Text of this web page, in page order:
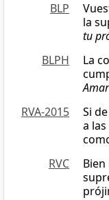
BLP
la
tu
BLPH
La
RVA-2015
Si
a
RVC